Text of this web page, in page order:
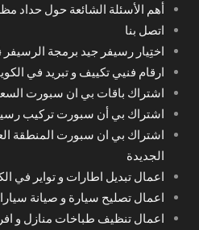
أهم الأسئلة الشائعة حول حداد
اتصل بنا
اختِيار رسيفر جيد برمجة الرسيفر 24 ساعة في الكويت
ارقام فنيي تكييف و تبريد في
اشتراك باقات بي ان سبورت
اشتراك بي أن سبورت تركيب
الجديدة
اعمال تبديل اطارات و تواير في
اعمال تصليح سيارة و صيانة
اعمال تنظيف طباخات منازل و